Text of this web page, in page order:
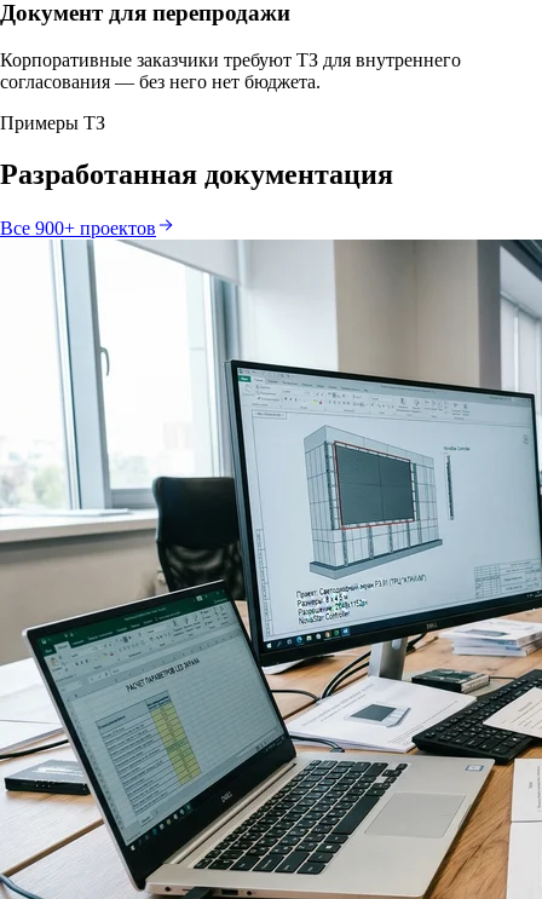
Документ для перепродажи
Корпоративные заказчики требуют ТЗ для внутреннего
согласования — без него нет бюджета.
Примеры ТЗ
Разработанная документация
Все 900+ проектов